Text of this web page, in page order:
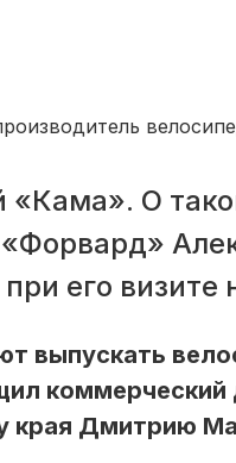
«Кама». О
его визите
выпускать
края Дмитрию